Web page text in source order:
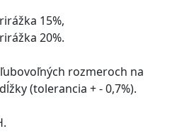
15%,
20%.
rozmeroch na
(tolerancia + - 0,7%).